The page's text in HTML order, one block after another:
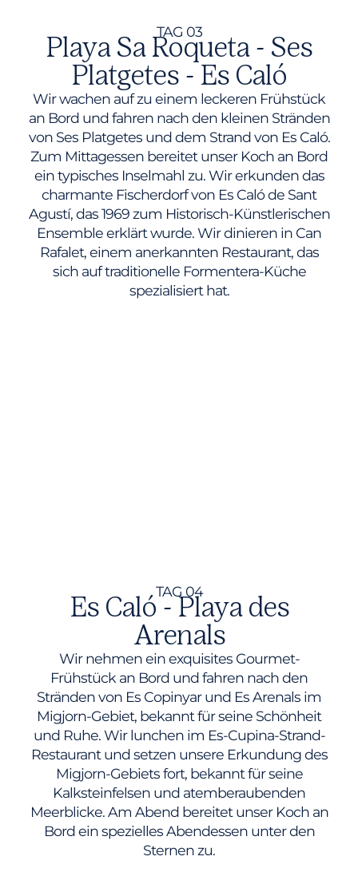
TAG 03
Playa Sa Roqueta - Ses
Platgetes - Es Caló
Wir wachen auf zu einem leckeren Frühstück
an Bord und fahren nach den kleinen Stränden
von Ses Platgetes und dem Strand von Es Caló.
Zum Mittagessen bereitet unser Koch an Bord
ein typisches Inselmahl zu. Wir erkunden das
charmante Fischerdorf von Es Caló de Sant
Agustí, das 1969 zum Historisch-Künstlerischen
Ensemble erklärt wurde. Wir dinieren in Can
Rafalet, einem anerkannten Restaurant, das
sich auf traditionelle Formentera-Küche
spezialisiert hat.
TAG 04
Es Caló - Playa des
Arenals
Wir nehmen ein exquisites Gourmet-
Frühstück an Bord und fahren nach den
Stränden von Es Copinyar und Es Arenals im
Migjorn-Gebiet, bekannt für seine Schönheit
und Ruhe. Wir lunchen im Es-Cupina-Strand-
Restaurant und setzen unsere Erkundung des
Migjorn-Gebiets fort, bekannt für seine
Kalksteinfelsen und atemberaubenden
Meerblicke. Am Abend bereitet unser Koch an
Bord ein spezielles Abendessen unter den
Sternen zu.